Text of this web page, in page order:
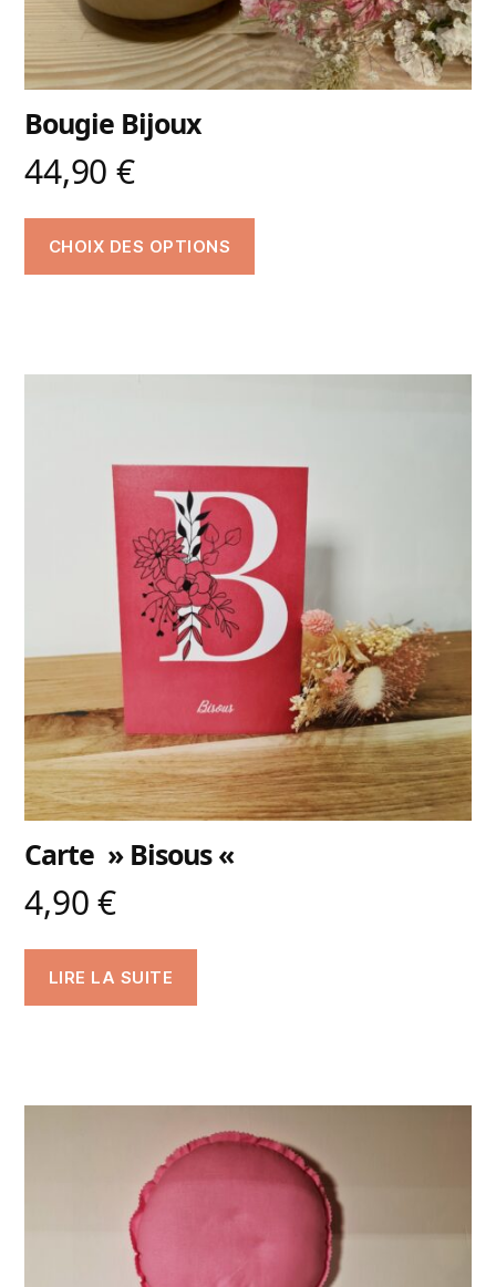
Bougie Bijoux
44,90 €
CHOIX DES OPTIONS
Carte » Bisous «
4,90€
LIRE LA SUITE